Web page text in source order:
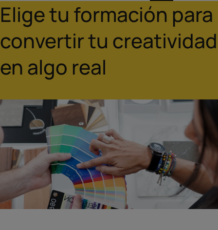
Elige tu formación para
convertir tu creatividad
en algo real